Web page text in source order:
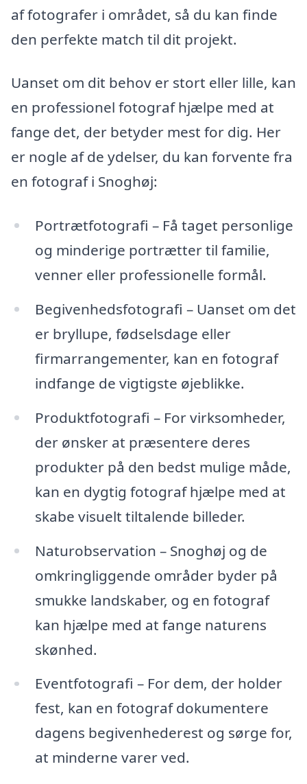
af fotografer i området, så du kan finde
den perfekte match til dit projekt.
Uanset om dit behov er stort eller lille, kan
en professionel fotograf hjælpe med at
fange det, der betyder mest for dig. Her
er nogle af de ydelser, du kan forvente fra
en fotograf i Snoghøj:
Portrætfotografi – Få taget personlige
og minderige portrætter til familie,
venner eller professionelle formål.
Begivenhedsfotografi – Uanset om det
er bryllupe, fødselsdage eller
firmarrangementer, kan en fotograf
indfange de vigtigste øjeblikke.
Produktfotografi – For virksomheder,
der ønsker at præsentere deres
produkter på den bedst mulige måde,
kan en dygtig fotograf hjælpe med at
skabe visuelt tiltalende billeder.
Naturobservation – Snoghøj og de
omkringliggende områder byder på
smukke landskaber, og en fotograf
kan hjælpe med at fange naturens
skønhed.
Eventfotografi – For dem, der holder
fest, kan en fotograf dokumentere
dagens begivenhederest og sørge for,
at minderne varer ved.